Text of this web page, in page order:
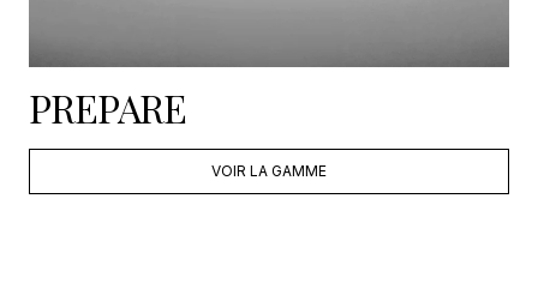
PREPARE
VOIR LA GAMME